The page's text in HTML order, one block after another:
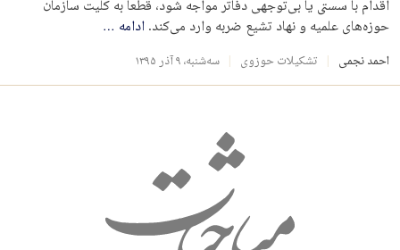
اقدام با سستی یا بی‌توجهی دفاتر مواجه شود، قطعا به کلیت سازمان
حوزه‌های علمیه و نهاد تشیع ضربه وارد می‌کند.ادامه …
احمد نجمی تشکیلات حوزوی سه‌شنبه، ۹ آذر ۱۳۹۵